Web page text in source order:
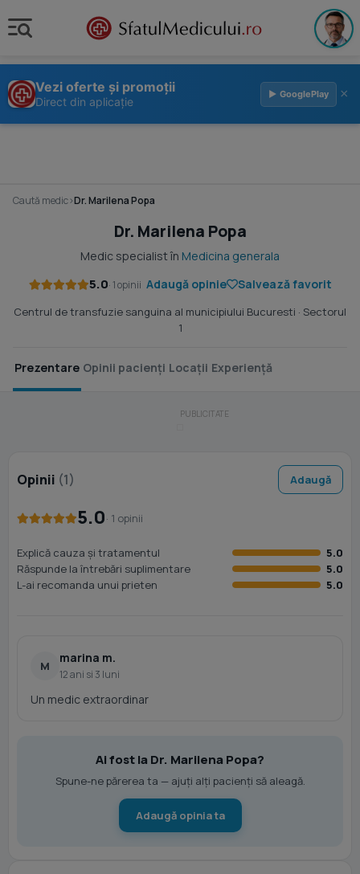
Vezi oferte și promoții
Direct din aplicație
▶ GooglePlay ×
Caută medic›Dr. Marilena Popa
Dr. Marilena Popa
Medic specialist în Medicina generala
5.0· 1 opinii Adaugă opinie Salvează favorit
Centrul de transfuzie sanguina al municipiului Bucuresti · Sectorul
1
Prezentare Opinii pacienți Locații Experiență
Opinii (1) Adaugă
5.0· 1 opinii
Explică cauza și tratamentul
5.0
Răspunde la întrebări suplimentare
5.0
L-ai recomanda unui prieten
5.0
M
marina m.
12 ani si 3 luni
Un medic extraordinar
Ai fost la Dr. Marilena Popa?
Spune-ne părerea ta — ajuți alți pacienți să aleagă.
Adaugă opinia ta